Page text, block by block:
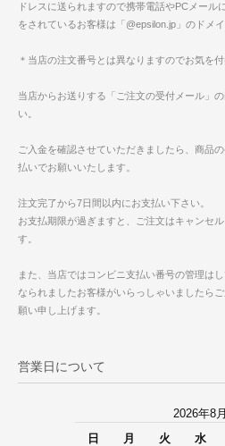
ドレスに送られますので携帯電話やPCメール
をされているお客様は「@epsilon.jp」のドメ
＊当店の注文番号とは異なりますのでお気を付
当店からお送りする「ご注文の受付メール」
い。
ご入金を確認させていただきましたら、商品
払いでお願いいたします。
注文完了から7日間以内にお支払い下さい。
お支払期限が過ぎますと、ご注文はキャンセ
す。
また、当店ではコンビニ支払い番号の管理は
なられましたお客様がいらっしゃいましたら
願い申し上げます。
営業日について
2026年8月
日
月 火 水